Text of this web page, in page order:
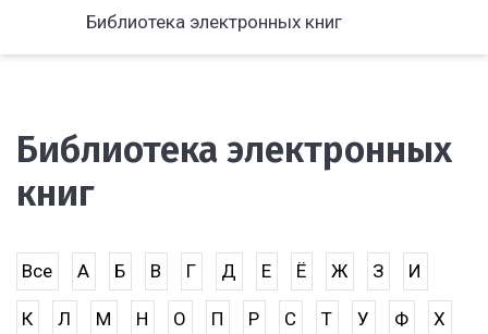
Библиотека электронных книг
Библиотека электронных
книг
Все А Б В Г Д Е Ё Ж З И
К Л М Н О П Р С Т У Ф Х